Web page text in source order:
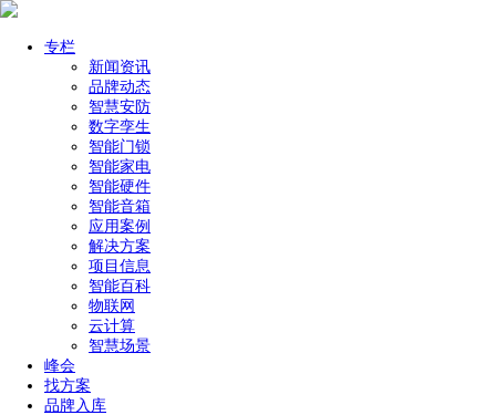
专栏
新闻资讯
品牌动态
智慧安防
数字孪生
智能门锁
智能家电
智能硬件
智能音箱
应用案例
解决方案
项目信息
智能百科
物联网
云计算
智慧场景
峰会
找方案
品牌入库